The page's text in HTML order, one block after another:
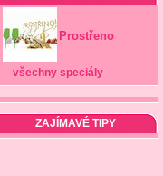
Prostřeno
všechny speciály
ZAJÍMAVÉ TIPY